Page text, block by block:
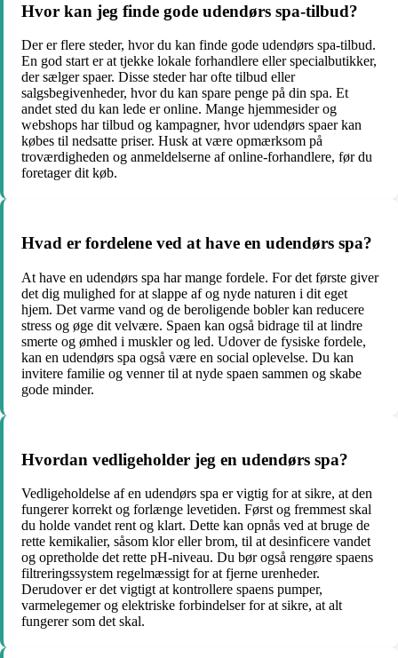
Hvor kan jeg finde gode udendørs spa-tilbud?
Der er flere steder, hvor du kan finde gode udendørs spa-tilbud.
En god start er at tjekke lokale forhandlere eller specialbutikker,
der sælger spaer. Disse steder har ofte tilbud eller
salgsbegivenheder, hvor du kan spare penge på din spa. Et
andet sted du kan lede er online. Mange hjemmesider og
webshops har tilbud og kampagner, hvor udendørs spaer kan
købes til nedsatte priser. Husk at være opmærksom på
troværdigheden og anmeldelserne af online-forhandlere, før du
foretager dit køb.
Hvad er fordelene ved at have en udendørs spa?
At have en udendørs spa har mange fordele. For det første giver
det dig mulighed for at slappe af og nyde naturen i dit eget
hjem. Det varme vand og de beroligende bobler kan reducere
stress og øge dit velvære. Spaen kan også bidrage til at lindre
smerte og ømhed i muskler og led. Udover de fysiske fordele,
kan en udendørs spa også være en social oplevelse. Du kan
invitere familie og venner til at nyde spaen sammen og skabe
gode minder.
Hvordan vedligeholder jeg en udendørs spa?
Vedligeholdelse af en udendørs spa er vigtig for at sikre, at den
fungerer korrekt og forlænge levetiden. Først og fremmest skal
du holde vandet rent og klart. Dette kan opnås ved at bruge de
rette kemikalier, såsom klor eller brom, til at desinficere vandet
og opretholde det rette pH-niveau. Du bør også rengøre spaens
filtreringssystem regelmæssigt for at fjerne urenheder.
Derudover er det vigtigt at kontrollere spaens pumper,
varmelegemer og elektriske forbindelser for at sikre, at alt
fungerer som det skal.